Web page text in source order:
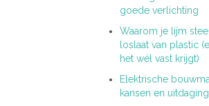
goede verlichting
Waarom je lijm
loslaat van plastic
het wél vast krijgt)
Elektrische
kansen en